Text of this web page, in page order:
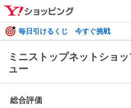
毎日引けるくじ 今すぐ挑戦
ミニストップネットショ
ュー
総合評価